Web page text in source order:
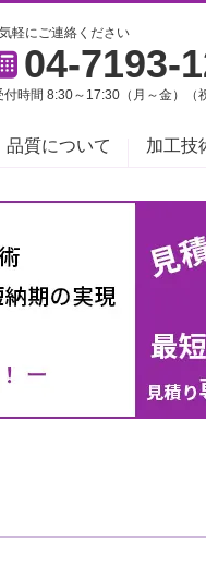
軽にご連絡ください
04-7193-
付時間 8:30～17:30（月～金）（
品質について 加工技